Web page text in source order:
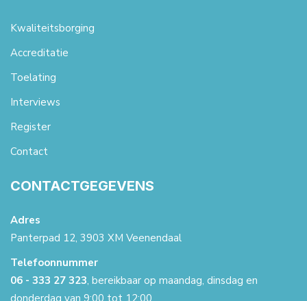
Kwaliteitsborging
Accreditatie
Toelating
Interviews
Register
Contact
CONTACTGEGEVENS
Adres
Panterpad 12, 3903 XM Veenendaal
Telefoonnummer
06 - 333 27 323, bereikbaar op maandag, dinsdag en
donderdag van 9:00 tot 12:00